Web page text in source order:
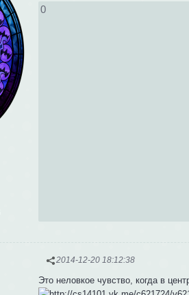
0
2014-12-20 18:12:38
Это неловкое чувство, когда в